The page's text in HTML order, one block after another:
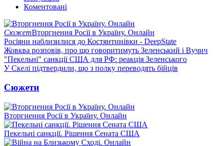
Коментовані
СюжетВторгнення Росії в Україну. Онлайн
Росіяни наблизилися до Костянтинівки - DeepState
Жовква розповів, про що говоритимуть Зеленський і Вучич
"Пекельні" санкції США для РФ: реакція Зеленського
У Скелі підтвердили, що з полку переводять бійців
Сюжети
Вторгнення Росії в Україну. Онлайн
Пекельні санкції. Рішення Сената США